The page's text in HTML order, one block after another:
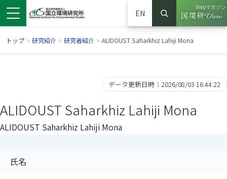
EN
サイト内検索
検索
Webマガジン
（別ウイ
トップ > 研究紹介 > 研究者紹介 > ALIDOUST Saharkhiz Lahiji Mona
データ更新日時：2026/08/03 16:44:22
ALIDOUST Saharkhiz Lahiji Mona
ALIDOUST Saharkhiz Lahiji Mona
氏名